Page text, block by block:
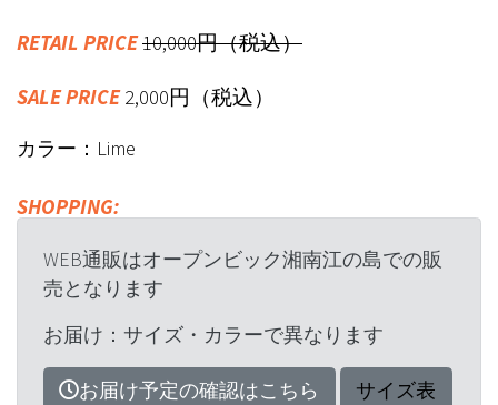
RETAIL PRICE10,000円（税込）
SALE PRICE2,000円（税込）
カラー：Lime
SHOPPING:
WEB通販はオープンビック湘南江の島での販
売となります
お届け：サイズ・カラーで異なります
お届け予定の確認はこちら
サイズ表